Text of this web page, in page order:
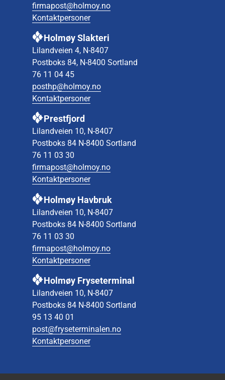
firmapost@holmoy.no
Kontaktpersoner
Holmøy Slakteri
Lilandveien 4, N-8407
Postboks 84, N-8400 Sortland
76 11 04 45
posthp@holmoy.no
Kontaktpersoner
Prestfjord
Lilandveien 10, N-8407
Postboks 84 N-8400 Sortland
76 11 03 30
firmapost@holmoy.no
Kontaktpersoner
Holmøy Havbruk
Lilandveien 10, N-8407
Postboks 84 N-8400 Sortland
76 11 03 30
firmapost@holmoy.no
Kontaktpersoner
Holmøy Fryseterminal
Lilandveien 10, N-8407
Postboks 84 N-8400 Sortland
95 13 40 01
post@fryseterminalen.no
Kontaktpersoner